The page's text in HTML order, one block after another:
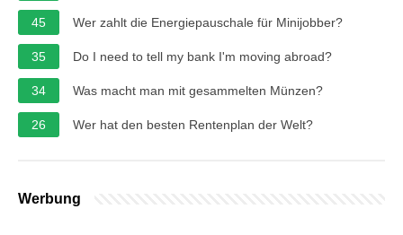
45 Wer zahlt die Energiepauschale für Minijobber?
35 Do I need to tell my bank I'm moving abroad?
34 Was macht man mit gesammelten Münzen?
26 Wer hat den besten Rentenplan der Welt?
Werbung